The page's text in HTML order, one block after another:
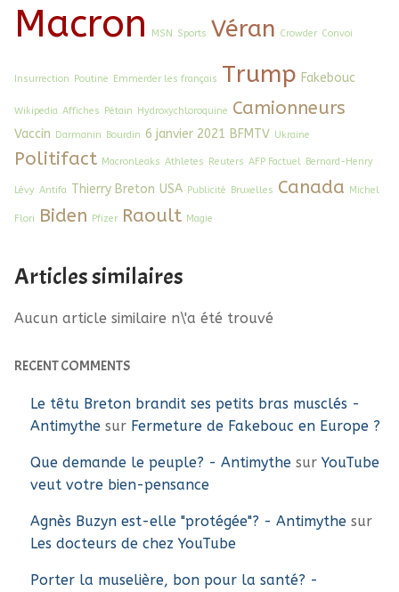
Macron MSN Sports Véran Crowder Convoi
Insurrection Poutine Emmerder les français Trump Fakebouc
Wikipedia Affiches Pétain Hydroxychloroquine Camionneurs
Vaccin Darmanin Bourdin 6 janvier 2021 BFMTV Ukraine
Politifact MacronLeaks Athletes Reuters AFP Factuel Bernard-Henry
Lévy Antifa Thierry Breton USA Publicité Bruxelles Canada Michel
Flori Biden Pfizer Raoult Magie
Articles similaires
Aucun article similaire n\'a été trouvé
RECENT COMMENTS
Le têtu Breton brandit ses petits bras musclés -
Antimythe sur Fermeture de Fakebouc en Europe ?
Que demande le peuple? - Antimythe sur YouTube
veut votre bien-pensance
Agnès Buzyn est-elle "protégée"? - Antimythe sur
Les docteurs de chez YouTube
Porter la muselière, bon pour la santé? -